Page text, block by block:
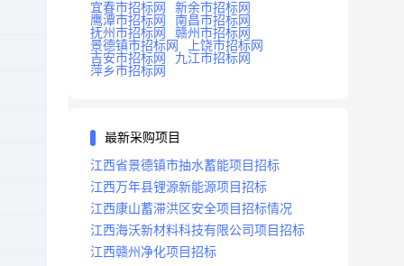
宜春市招标网
新余市招标网
鹰潭市招标网
南昌市招标网
抚州市招标网
赣州市招标网
景德镇市招标网
上饶市招标网
吉安市招标网
九江市招标网
萍乡市招标网
最新采购项目
江西省景德镇市抽水蓄能项目招标
江西万年县锂源新能源项目招标
江西康山蓄滞洪区安全项目招标情况
江西海沃新材料科技有限公司项目招标
江西赣州净化项目招标